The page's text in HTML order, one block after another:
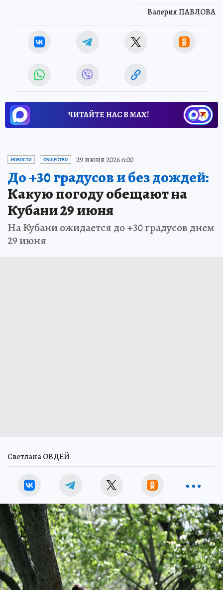
Валерия ПАВЛОВА
ЧИТАЙТЕ НАС В МАХ!
НОВОСТИ ОБЩЕСТВО 29 июня 2026 6:00
До +30 градусов и без дождей:
Какую погоду обещают на
Кубани 29 июня
На Кубани ожидается до +30 градусов днем
29 июня
Светлана ОВДЕЙ